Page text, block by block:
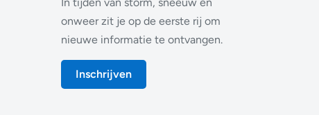
onweer zit je op de eerste rij om
nieuwe informatie te ontvangen.
Inschrijven